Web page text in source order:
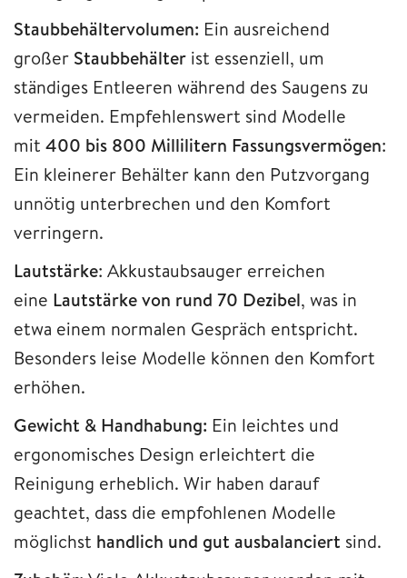
Staubbehältervolumen: Ein ausreichend
großer Staubbehälter ist essenziell, um
ständiges Entleeren während des Saugens zu
vermeiden. Empfehlenswert sind Modelle
mit 400 bis 800 Millilitern Fassungsvermögen:
Ein kleinerer Behälter kann den Putzvorgang
unnötig unterbrechen und den Komfort
verringern.
Lautstärke: Akkustaubsauger erreichen
eine Lautstärke von rund 70 Dezibel, was in
etwa einem normalen Gespräch entspricht.
Besonders leise Modelle können den Komfort
erhöhen.
Gewicht & Handhabung: Ein leichtes und
ergonomisches Design erleichtert die
Reinigung erheblich. Wir haben darauf
geachtet, dass die empfohlenen Modelle
möglichst handlich und gut ausbalanciert sind.